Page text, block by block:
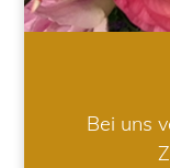
Bei uns